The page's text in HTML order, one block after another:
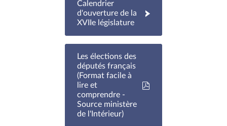
Calendrier
d'ouverture de la
XVIIe législature
Les élections des
députés français
(Format facile à
lire et
comprendre -
Source ministère
de l'Intérieur)